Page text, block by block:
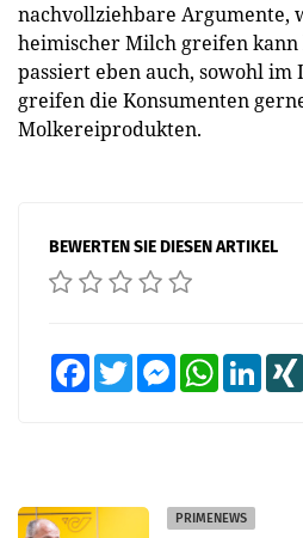
nachvollziehbare Argumente,
heimischer Milch greifen kann
passiert eben auch, sowohl im
greifen die Konsumenten
Molkereiprodukten.
BEWERTEN SIE DIESEN ARTIKEL
FacebookTwitter MessengerWhatsApp
PRIMENEWS